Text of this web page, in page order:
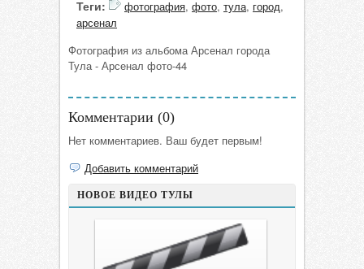
Теги: фотография, фото, тула, город,
арсенал
Фотография из альбома Арсенал города
Тула - Арсенал фото-44
Комментарии (0)
Нет комментариев. Ваш будет первым!
Добавить комментарий
НОВОЕ ВИДЕО ТУЛЫ